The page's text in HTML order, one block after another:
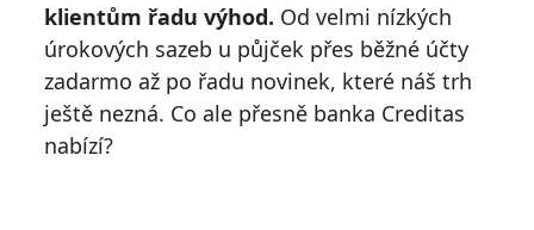
klientům řadu výhod. Od velmi nízkých
úrokových sazeb u půjček přes běžné účty
zadarmo až po řadu novinek, které náš trh
ještě nezná. Co ale přesně banka Creditas
nabízí?